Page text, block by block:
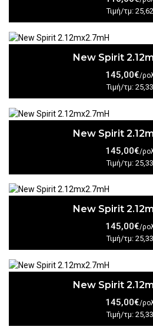
Τιμή/τμ:
New Spirit
145,00€/
Τιμή/τμ:
New Spirit
145,00€/
Τιμή/τμ:
New Spirit
145,00€/
Τιμή/τμ:
New Spirit
145,00€/
Τιμή/τμ: